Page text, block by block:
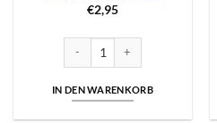
€2,95
IN DEN WARENKORB